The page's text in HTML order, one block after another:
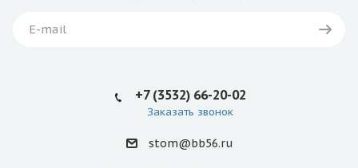
+7 (3532) 66-20-02
Заказать звонок
stom@bb56.ru